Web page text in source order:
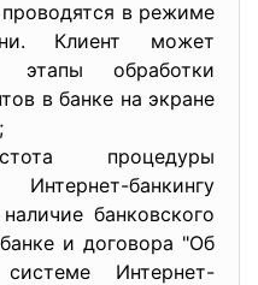
в режиме
Клиент может
этапы обработки
в банке на экране
процедуры
банкингу
банковского
и договора "Об
Интернет-